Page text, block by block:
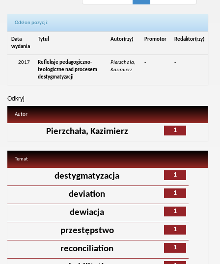
Odsłon pozycji:
Data
wydania
Tytuł Autor(rzy) Promotor Redaktor(rzy)
2017
Refleksje pedagogiczno-
teologiczne nad procesem
destygmatyzacji
Pierzchała,
Kazimierz
- -
Odkryj
Autor
1
Pierzchała, Kazimierz
Temat
1
destygmatyzacja
1
deviation
1
dewiacja
1
przestępstwo
1
reconciliation